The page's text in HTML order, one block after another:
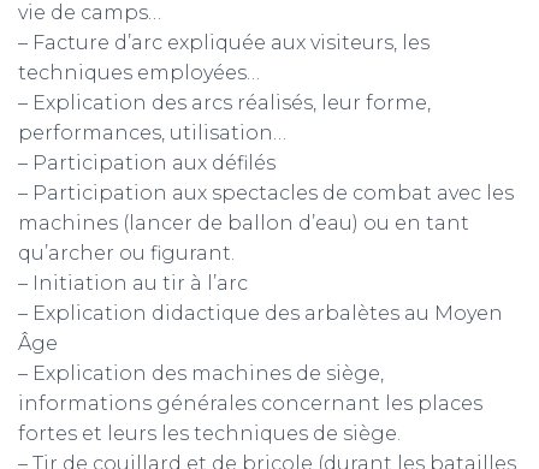
vie de camps…
– Facture d’arc expliquée aux visiteurs, les
techniques employées…
– Explication des arcs réalisés, leur forme,
performances, utilisation…
– Participation aux défilés
– Participation aux spectacles de combat avec les
machines (lancer de ballon d’eau) ou en tant
qu’archer ou figurant.
– Initiation au tir à l’arc
– Explication didactique des arbalètes au Moyen
Âge
– Explication des machines de siège,
informations générales concernant les places
fortes et leurs les techniques de siège.
– Tir de couillard et de bricole (durant les batailles